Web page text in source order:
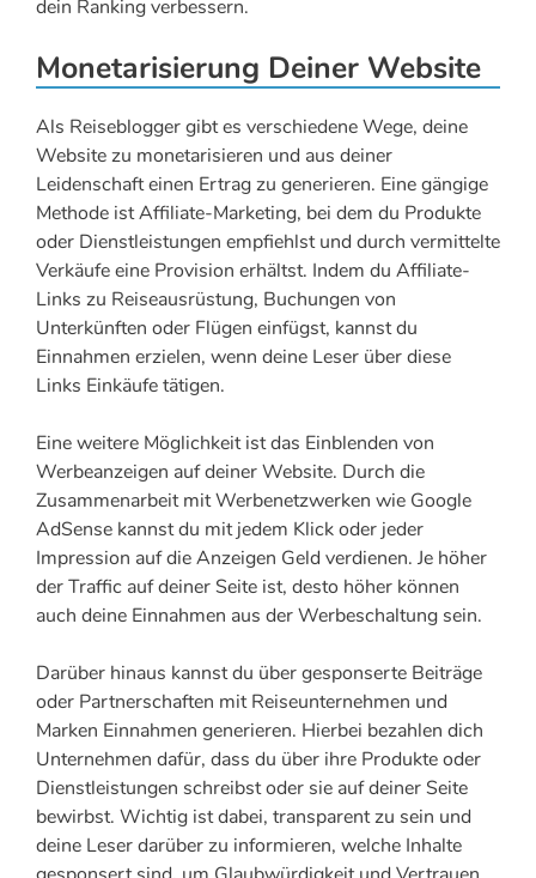
dein Ranking verbessern.
Monetarisierung Deiner Website
Als Reiseblogger gibt es verschiedene Wege, deine
Website zu monetarisieren und aus deiner
Leidenschaft einen Ertrag zu generieren. Eine gängige
Methode ist Affiliate-Marketing, bei dem du Produkte
oder Dienstleistungen empfiehlst und durch vermittelte
Verkäufe eine Provision erhältst. Indem du Affiliate-
Links zu Reiseausrüstung, Buchungen von
Unterkünften oder Flügen einfügst, kannst du
Einnahmen erzielen, wenn deine Leser über diese
Links Einkäufe tätigen.
Eine weitere Möglichkeit ist das Einblenden von
Werbeanzeigen auf deiner Website. Durch die
Zusammenarbeit mit Werbenetzwerken wie Google
AdSense kannst du mit jedem Klick oder jeder
Impression auf die Anzeigen Geld verdienen. Je höher
der Traffic auf deiner Seite ist, desto höher können
auch deine Einnahmen aus der Werbeschaltung sein.
Darüber hinaus kannst du über gesponserte Beiträge
oder Partnerschaften mit Reiseunternehmen und
Marken Einnahmen generieren. Hierbei bezahlen dich
Unternehmen dafür, dass du über ihre Produkte oder
Dienstleistungen schreibst oder sie auf deiner Seite
bewirbst. Wichtig ist dabei, transparent zu sein und
deine Leser darüber zu informieren, welche Inhalte